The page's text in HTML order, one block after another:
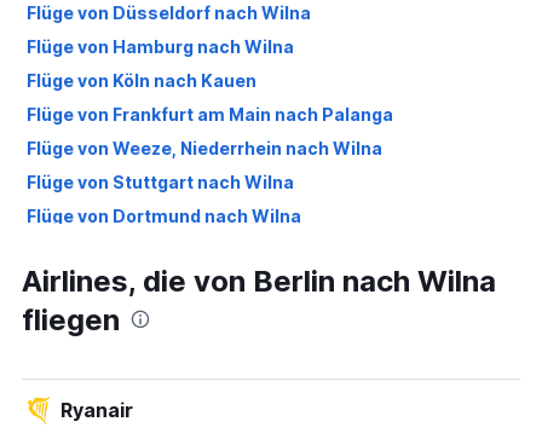
Flüge von Düsseldorf nach Wilna
Flüge von Hamburg nach Wilna
Flüge von Köln nach Kauen
Flüge von Frankfurt am Main nach Palanga
Flüge von Weeze, Niederrhein nach Wilna
Flüge von Stuttgart nach Wilna
Flüge von Dortmund nach Wilna
Flüge von Düsseldorf nach Palanga
Flüge von Berlin nach Palanga
Flüge von Frankfurt am Main nach Kauen
Flüge von Memmingen nach Wilna
Airlines, die von Berlin nach Wilna
fliegen
Ryanair